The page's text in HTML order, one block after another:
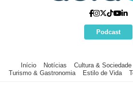
Podcast
Início Notícias Cultura & Sociedade
Turismo & Gastronomia
Estilo de Vida